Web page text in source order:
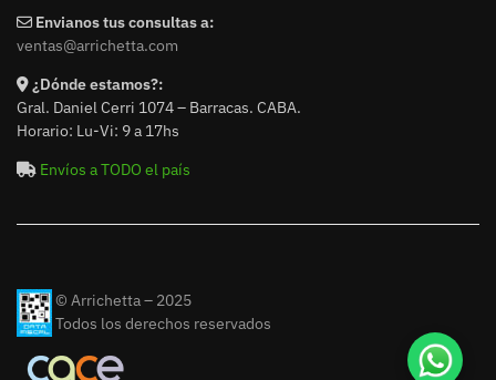
Envianos tus consultas a:
ventas@arrichetta.com
¿Dónde estamos?:
Gral. Daniel Cerri 1074 – Barracas. CABA.
Horario: Lu-Vi: 9 a 17hs
Envíos a TODO el país
© Arrichetta – 2025
Todos los derechos reservados